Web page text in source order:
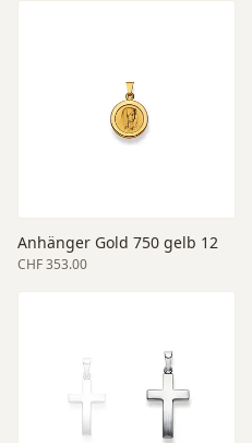
Anhänger Gold 750 gelb 12
CHF 353.00